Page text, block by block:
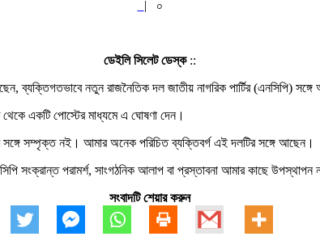
| ০
ডেইলি সিলেট ডেস্ক::
ব্যক্তিগতভাবে নতুন রাজনৈতিক দল জাতীয় নাগরিক পার্টির (এনসিপি)
একটি পোস্টের মাধ্যমে এ ঘোষণা দেন।
সঙ্গে সম্পৃক্ত নই। আমার অনেক পরিচিত ব্যক্তিবর্গ এই দলটির সঙ্গে আছেন।
সংক্রান্ত পরামর্শ, সাংগঠনিক আলাপ বা প্রস্তাবনা আমার কাছে
সংবাদটি শেয়ার করুন